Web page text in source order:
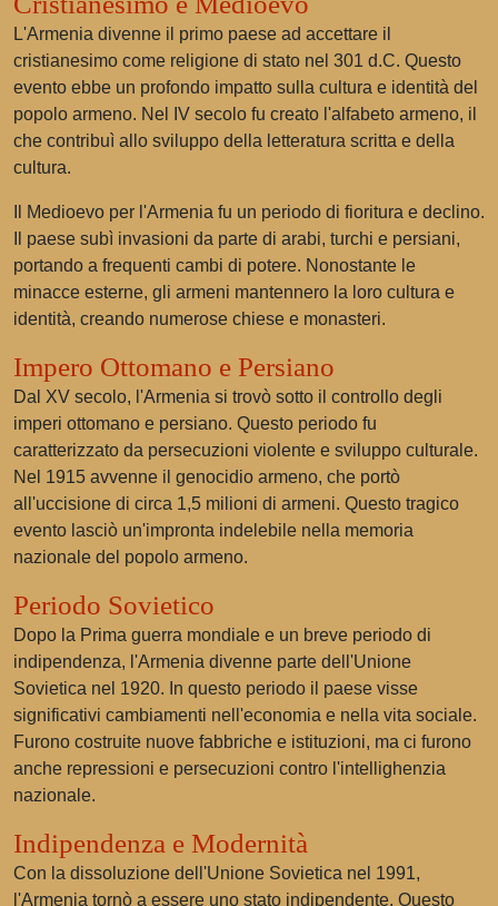
L'Armenia divenne il primo paese ad accettare il
cristianesimo come religione di stato nel 301 d.C. Questo
evento ebbe un profondo impatto sulla cultura e identità del
popolo armeno. Nel IV secolo fu creato l'alfabeto armeno, il
che contribuì allo sviluppo della letteratura scritta e della
cultura.
Il Medioevo per l'Armenia fu un periodo di fioritura e declino.
Il paese subì invasioni da parte di arabi, turchi e persiani,
portando a frequenti cambi di potere. Nonostante le
minacce esterne, gli armeni mantennero la loro cultura e
identità, creando numerose chiese e monasteri.
Impero Ottomano e Persiano
Dal XV secolo, l'Armenia si trovò sotto il controllo degli
imperi ottomano e persiano. Questo periodo fu
caratterizzato da persecuzioni violente e sviluppo culturale.
Nel 1915 avvenne il genocidio armeno, che portò
all'uccisione di circa 1,5 milioni di armeni. Questo tragico
evento lasciò un'impronta indelebile nella memoria
nazionale del popolo armeno.
Periodo Sovietico
Dopo la Prima guerra mondiale e un breve periodo di
indipendenza, l'Armenia divenne parte dell'Unione
Sovietica nel 1920. In questo periodo il paese visse
significativi cambiamenti nell'economia e nella vita sociale.
Furono costruite nuove fabbriche e istituzioni, ma ci furono
anche repressioni e persecuzioni contro l'intellighenzia
nazionale.
Indipendenza e Modernità
Con la dissoluzione dell'Unione Sovietica nel 1991,
l'Armenia tornò a essere uno stato indipendente. Questo